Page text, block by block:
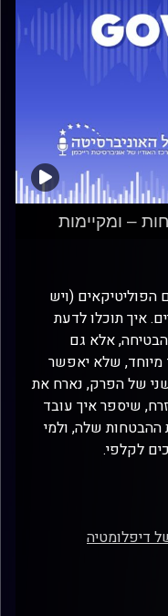
– ומקיימות
(ויש
איך תוכלו לדעת
אלא גם
מיוחד, שלא יאפשר
של הפרק, נארח את
שיספר איך עובד
ההבטחות שלה, ולמי
לקלפי.
דיפלומטיה